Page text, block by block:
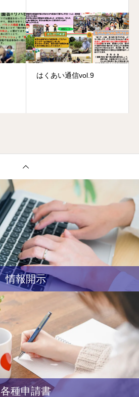
はくあい通信vol.9
情報開示
各種申請書